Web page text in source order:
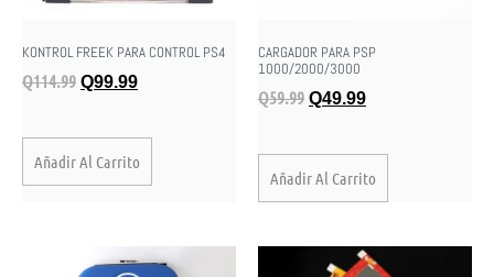
KONTROL FREEK PARA CONTROL PS4
Q114.99 Q99.99
Añadir Al Carrito
CARGADOR PARA PSP
1000/2000/3000
Q59.99 Q49.99
Añadir Al Carrito